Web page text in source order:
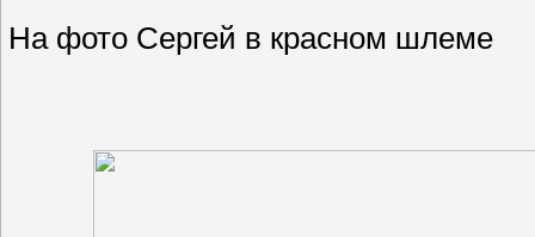
На фото Сергей в красном шлеме